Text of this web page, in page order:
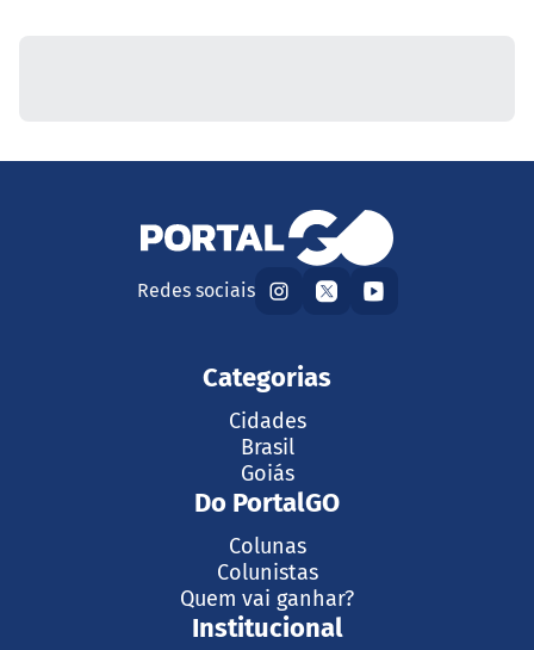
Redes sociais
Categorias
Cidades
Brasil
Goiás
Do PortalGO
Colunas
Colunistas
Quem vai ganhar?
Institucional